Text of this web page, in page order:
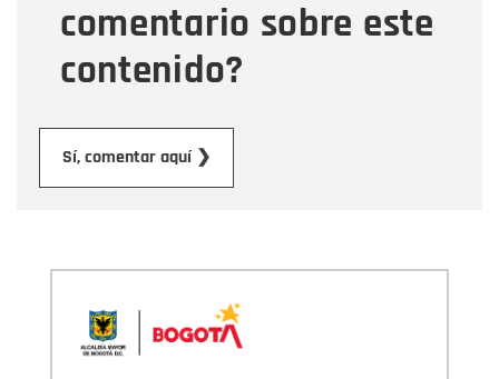
comentario sobre este
contenido?
Sí, comentar aquí ❯